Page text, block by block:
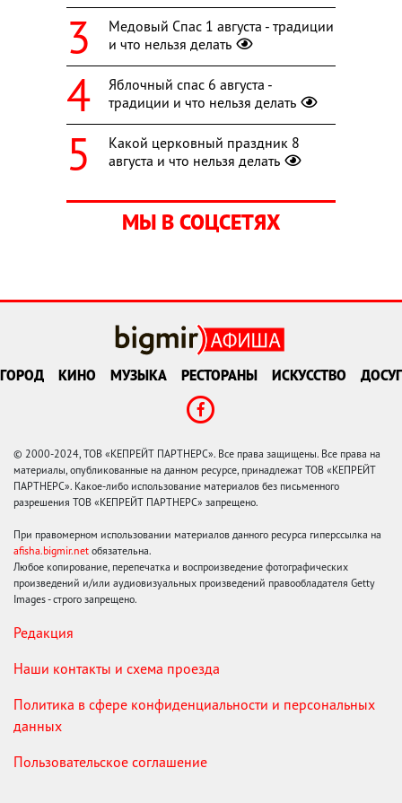
Медовый Спас 1 августа - традиции
и что нельзя делать
Яблочный спас 6 августа -
традиции и что нельзя делать
Какой церковный праздник 8
августа и что нельзя делать
МЫ В СОЦСЕТЯХ
ГОРОД КИНО МУЗЫКА РЕСТОРАНЫ ИСКУССТВО ДОСУГ
© 2000-2024, ТОВ «КЕПРЕЙТ ПАРТНЕРС». Все права защищены. Все права на
материалы, опубликованные на данном ресурсе, принадлежат ТОВ «КЕПРЕЙТ
ПАРТНЕРС». Какое-либо использование материалов без письменного
разрешения ТОВ «КЕПРЕЙТ ПАРТНЕРС» запрещено.
При правомерном использовании материалов данного ресурса гиперссылка на
afisha.bigmir.net обязательна.
Любое копирование, перепечатка и воспроизведение фотографических
произведений и/или аудиовизуальных произведений правообладателя Getty
Images - строго запрещено.
Редакция
Наши контакты и схема проезда
Политика в сфере конфиденциальности и персональных
данных
Пользовательское соглашение